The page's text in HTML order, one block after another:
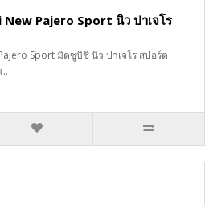
Pajero Sport นิว ปาเจโร
Sport มิตซูบิชิ นิว ปาเจโร สปอร์ต